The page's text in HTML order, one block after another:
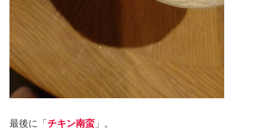
最後に「 チキン南蛮 」。